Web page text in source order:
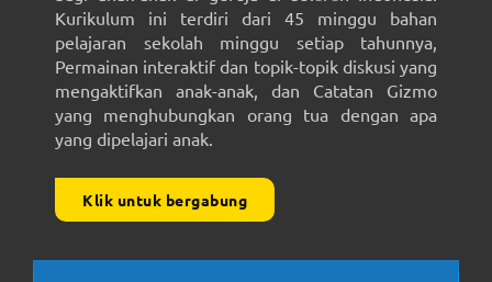
Kurikulum ini terdiri dari 45 minggu bahan
pelajaran sekolah minggu setiap tahunnya,
Permainan interaktif dan topik-topik diskusi yang
mengaktifkan anak-anak, dan Catatan Gizmo
yang menghubungkan orang tua dengan apa
yang dipelajari anak.
Klik untuk bergabung